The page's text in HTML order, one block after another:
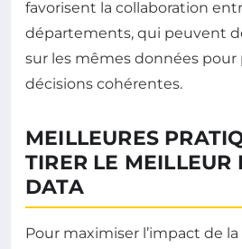
favorisent la collaboration
départements, qui peuvent
sur les mêmes données pour
décisions cohérentes.
MEILLEURES
TIRER LE MEILLEUR
DATA
Pour maximiser l’impact de la